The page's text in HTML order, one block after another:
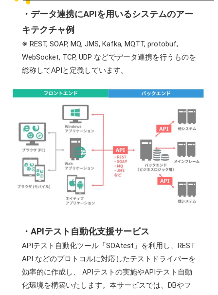
・データ連携にAPIを用いるシステムのアー
キテクチャ例
※ REST, SOAP, MQ, JMS, Kafka, MQTT, protobuf,
WebSocket, TCP, UDP などでデータ連携を行うものを
総称してAPIと定義しています。
・APIテスト自動化支援サービス
APIテスト自動化ツール「SOAtest」を利用し、REST
API などのプロトコルに対応したテストドライバーを
効率的に作成し、 APIテストの実施やAPIテスト自動
化環境を構築いたします。本サービスでは、DBやフ